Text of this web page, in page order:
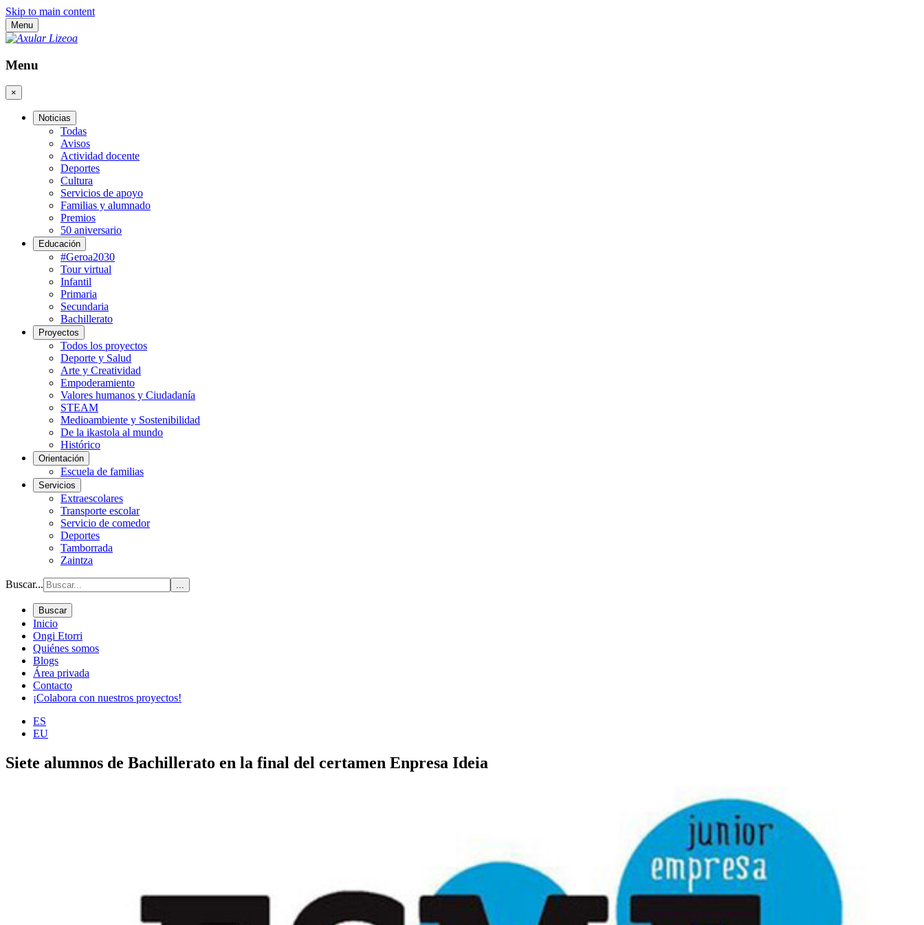
Skip to main content
Menu
Menu
×
Noticias
Todas
Avisos
Actividad docente
Deportes
Cultura
Servicios de apoyo
Familias y alumnado
Premios
50 aniversario
Educación
#Geroa2030
Tour virtual
Infantil
Primaria
Secundaria
Bachillerato
Proyectos
Todos los proyectos
Deporte y Salud
Arte y Creatividad
Empoderamiento
Valores humanos y Ciudadanía
STEAM
Medioambiente y Sostenibilidad
De la ikastola al mundo
Histórico
Orientación
Escuela de familias
Servicios
Extraescolares
Transporte escolar
Servicio de comedor
Deportes
Tamborrada
Zaintza
Buscar... ...
Buscar
Inicio
Ongi Etorri
Quiénes somos
Blogs
Área privada
Contacto
¡Colabora con nuestros proyectos!
ES
EU
Siete alumnos de Bachillerato en la final del certamen Enpresa Ideia